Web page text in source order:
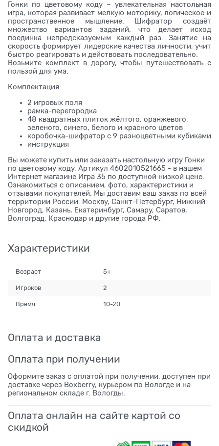
Гонки по цветовому коду – увлекательная настольная
игра, которая развивает мелкую моторику, логическое и
пространственное мышление. Шифратор создаёт
множество вариантов заданий, что делает исход
поединка непредсказуемым каждый раз. Занятие на
скорость формирует лидерские качества личности, учит
быстро реагировать и действовать последовательно.
Возьмите комплект в дорогу, чтобы путешествовать с
пользой для ума.
Комплектация:
2 игровых поля
рамка-перегородка
48 квадратных плиток жёлтого, оранжевого,
зеленого, синего, белого и красного цветов
коробочка-шифратор с 9 разноцветными кубиками
инструкция
Вы можете купить или заказать настольную игру Гонки
по цветовому коду, Артикул 4602010521665 - в нашем
Интернет магазине Игра 35 по доступной низкой цене.
Ознакомиться с описанием, фото, характеристики и
отзывами покупателей. Мы доставим ваш заказ по всей
территории России: Москву, Санкт-Петербург, Нижний
Новгород, Казань, Екатеринбург, Самару, Саратов,
Волгоград, Краснодар и другие города РФ.
Характеристики
Возраст 5+
Игроков 2
Время 10-20
Оплата и доставка
Оплата при получении
Оформите заказ с оплатой при получении, доступен при
доставке через Boxberry, курьером по Вологде и на
региональном складе г. Вологды.
Оплата онлайн на сайте картой со
скидкой